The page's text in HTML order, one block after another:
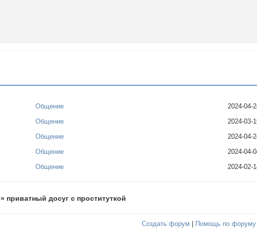
Общение
2024-04-
Общение
2024-03-
Общение
2024-04-
Общение
2024-04-
Общение 2024-02-
» приватный досуг с проституткой
Создать форум Помощь по форуму